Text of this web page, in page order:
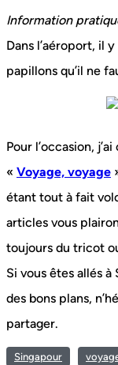
Information
Dans l’aéroport, il
papillons qu’il ne
Pour l’occasion,
« Voyage, voyage
étant tout à fait
articles vous
toujours du tricot
Si vous êtes allés
des bons plans,
partager.
Singapour